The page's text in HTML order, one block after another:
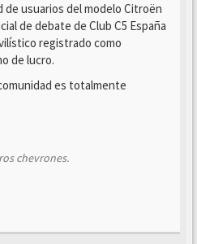
de usuarios del modelo Citroën
de debate de Club C5 España
registrado como
de lucro.
es totalmente
chevrones.